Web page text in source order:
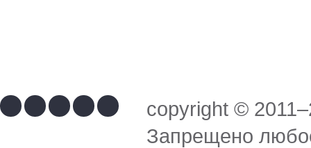
copyright ©
Запрещено